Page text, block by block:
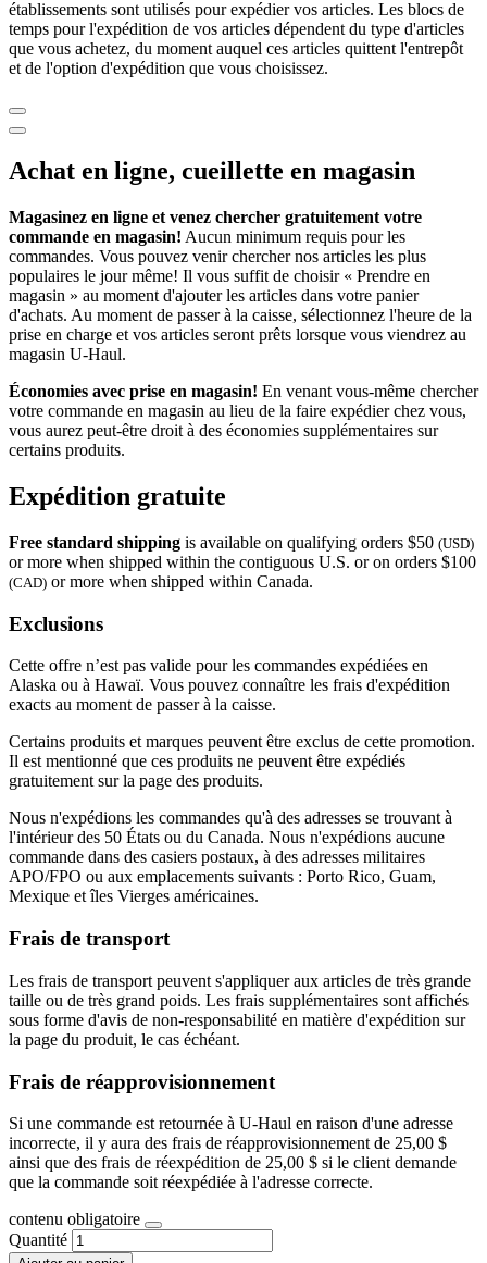
établissements sont utilisés pour expédier vos articles. Les blocs de
temps pour l'expédition de vos articles dépendent du type d'articles
que vous achetez, du moment auquel ces articles quittent l'entrepôt
et de l'option d'expédition que vous choisissez.
Achat en ligne, cueillette en magasin
Magasinez en ligne et venez chercher gratuitement votre
commande en magasin! Aucun minimum requis pour les
commandes. Vous pouvez venir chercher nos articles les plus
populaires le jour même! Il vous suffit de choisir « Prendre en
magasin » au moment d'ajouter les articles dans votre panier
d'achats. Au moment de passer à la caisse, sélectionnez l'heure de la
prise en charge et vos articles seront prêts lorsque vous viendrez au
magasin U-Haul.
Économies avec prise en magasin! En venant vous-même chercher
votre commande en magasin au lieu de la faire expédier chez vous,
vous aurez peut-être droit à des économies supplémentaires sur
certains produits.
Expédition gratuite
Free standard shipping is available on qualifying orders $50 (USD)
or more when shipped within the contiguous U.S. or on orders $100
(CAD) or more when shipped within Canada.
Exclusions
Cette offre n’est pas valide pour les commandes expédiées en
Alaska ou à Hawaï. Vous pouvez connaître les frais d'expédition
exacts au moment de passer à la caisse.
Certains produits et marques peuvent être exclus de cette promotion.
Il est mentionné que ces produits ne peuvent être expédiés
gratuitement sur la page des produits.
Nous n'expédions les commandes qu'à des adresses se trouvant à
l'intérieur des 50 États ou du Canada. Nous n'expédions aucune
commande dans des casiers postaux, à des adresses militaires
APO/FPO ou aux emplacements suivants : Porto Rico, Guam,
Mexique et îles Vierges américaines.
Frais de transport
Les frais de transport peuvent s'appliquer aux articles de très grande
taille ou de très grand poids. Les frais supplémentaires sont affichés
sous forme d'avis de non-responsabilité en matière d'expédition sur
la page du produit, le cas échéant.
Frais de réapprovisionnement
Si une commande est retournée à U-Haul en raison d'une adresse
incorrecte, il y aura des frais de réapprovisionnement de 25,00 $
ainsi que des frais de réexpédition de 25,00 $ si le client demande
que la commande soit réexpédiée à l'adresse correcte.
contenu obligatoire
Quantité